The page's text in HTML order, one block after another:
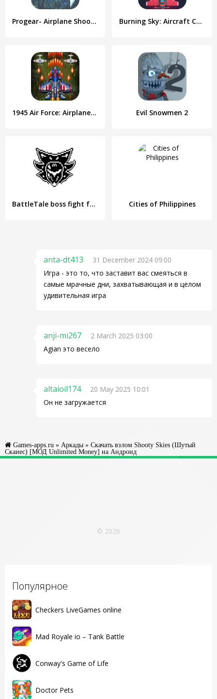
Популярное
Checkers LiveGames online
Mad Royale io – Tank Battle
Conway's Game of Life
Doctor Pets
Progear- Airplane Shooter Burning Sky: Aircraft Combat
1945 Air Force: Airplane games Evil Snowmen 2
BattleTale boss fight fangame Cities of Philippines
anta-dt413
31 December 2024 09:00
Игра - это то, что заставит вас смеяться в
самые мрачные дни, захватывающая и в целом
удивительная игра
anji-mi267
2 March 2025 03:00
Agian это весело
altaioil174
20 May 2025 10:01
Он не загружается
Games-apps.ru » Аркады » Скачать взлом Shooty Skies (Шутый
Скаиес) [МОД Unlimited Money] на Андроид
© 2026